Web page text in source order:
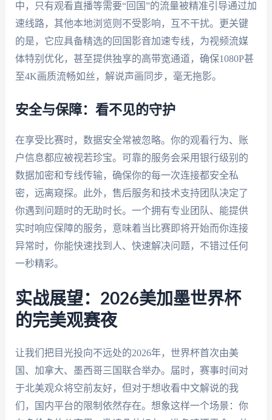
中，只有观看直播等需要“回国”的流量被精准引导通过加
速线路，其他本地浏览则不受影响，互不干扰。更关键
的是，它应具备精选的回国影音加速专线，为视频流媒
体特别优化，甚至提供独享的高带宽通道，确保1080P甚
至4K画质流畅如丝，解说声画同步，毫无拖影。
安全与保障：看不见的守护
在享受比赛时，数据安全常被忽略。你的观看行为、账
户信息都应被视若珍宝。可靠的服务会采用银行级别的
数据加密和专线传输，确保你的每一次连接都安全私
密，远离窥探。此外，售后服务和技术支持团队决定了
你遇到问题时的无助时长。一个拥有专业团队、能提供
实时响应保障的服务，意味着当比赛即将开始而你连接
异常时，你能快速找到人、快速解决问题，不错过任何
一秒精彩。
实战展望：2026美加墨世界杯
的完美观赛夜
让我们把目光投向不远处的2026年，世界杯首次由美
国、加拿大、墨西哥三国联合举办。届时，赛事时间对
于北美观众将空前友好，但对于想收看中文解说的我
们，国内平台的限制依然存在。想象这样一个场景：你